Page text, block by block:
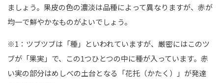
ましょう。果皮の色の濃淡は品種によって異なりますが、赤が
均一で鮮やかなものがよいでしょう。
※1：ツブツブは「種」といわれていますが、厳密にはこのツ
ブが「果実」で、この1つひとつの中に種が入っています。赤
い実の部分はめしべの土台となる「花托（かたく）」が発達